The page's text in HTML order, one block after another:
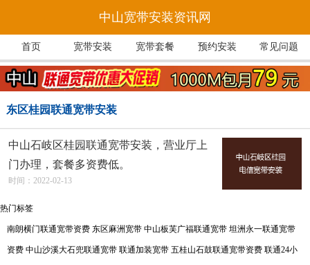
中山宽带安装资讯网
首页 宽带安装 宽带套餐 预约安装 常见问题
东区桂园联通宽带安装
中山石岐区桂园联通宽带安装，营业厅上
门办理，套餐多资费低。
时间：2022-02-13
热门标签
南朗横门联通宽带资费 东区麻洲宽带 中山板芙广福联通宽带 坦洲永一联通宽带
资费 中山沙溪大石兜联通宽带 联通加装宽带 五桂山石鼓联通宽带资费 联通24小